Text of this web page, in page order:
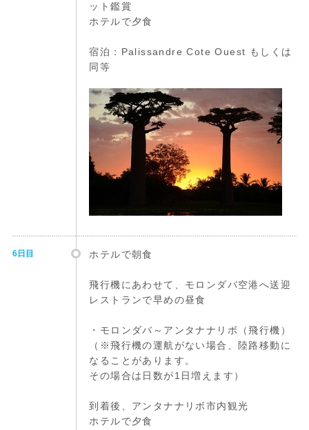
ット鑑賞
ホテルで夕食
宿泊：Palissandre Cote Ouest もしくは
同等
6日目 ホテルで朝食
飛行機にあわせて、モロンダバ空港へ送迎
レストランで早めの昼食
・モロンダバ～アンタナナリボ（飛行機）
（※飛行機の運航がない場合、陸路移動に
なることがあります。
その場合は日数が1日増えます）
到着後、アンタナナリボ市内観光
ホテルで夕食